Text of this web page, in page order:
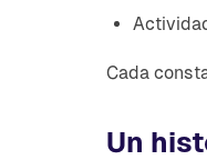
Cada
Un